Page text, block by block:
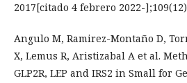
2017[citado 4 febrero 2022-
Angulo M, Ramirez-Montaño D,
X, Lemus R, Aristizabal A et al.
GLP2R, LEP and IRS2 in Small for